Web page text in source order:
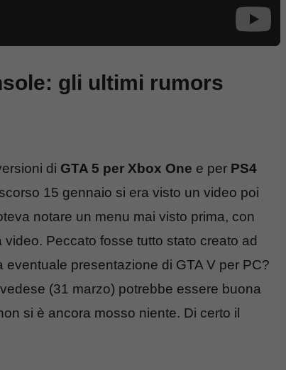
gli ultimi rumors
di GTA 5 per Xbox One e per PS4
15 gennaio si era visto un video poi
notare un menu mai visto prima, con
Peccato fosse tutto stato creato ad
eventuale presentazione di GTA V per PC?
(31 marzo) potrebbe essere buona
si è ancora mosso niente. Di certo il